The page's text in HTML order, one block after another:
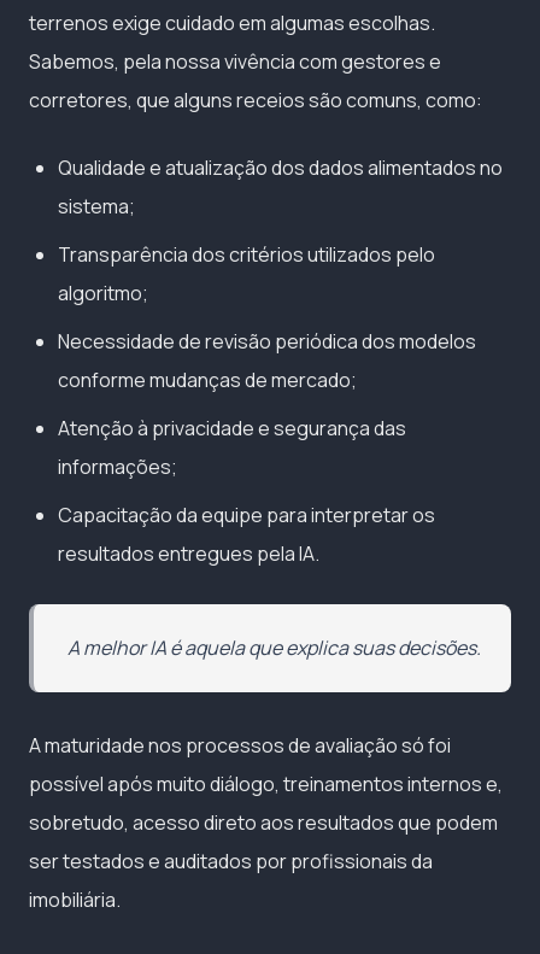
terrenos exige cuidado em algumas escolhas.
Sabemos, pela nossa vivência com gestores e
corretores, que alguns receios são comuns, como:
Qualidade e atualização dos dados alimentados no
sistema;
Transparência dos critérios utilizados pelo
algoritmo;
Necessidade de revisão periódica dos modelos
conforme mudanças de mercado;
Atenção à privacidade e segurança das
informações;
Capacitação da equipe para interpretar os
resultados entregues pela IA.
A melhor IA é aquela que explica suas decisões.
A maturidade nos processos de avaliação só foi
possível após muito diálogo, treinamentos internos e,
sobretudo, acesso direto aos resultados que podem
ser testados e auditados por profissionais da
imobiliária.